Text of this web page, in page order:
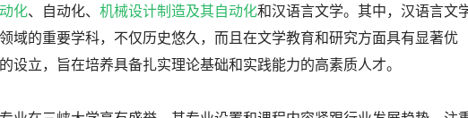
化、自动化、 机械设计制造及其自动化和汉语言文学。其中，汉语言文
域的重要学科，不仅历史悠久，而且在文学教育和研究方面具有显著优
设立，旨在培养具备扎实理论基础和实践能力的高素质人才。